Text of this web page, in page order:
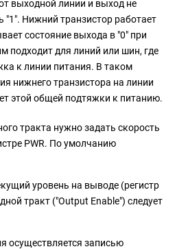
выходной линии и выход не
Нижний транзистор работает
состояние выхода в "0" при
подходит для линий или шин, где
к линии питания. В таком
нижнего транзистора на линии
этой общей подтяжки к питанию.
тракта нужно задать скорость
PWR. По умолчанию
уровень на выводе (регистр
тракт ("Output Enable") следует
осуществляется записью